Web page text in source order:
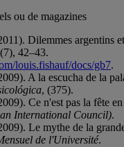
ou de magazines
Dilemmes argentins
42–43.
louis.fishauf/docs/gb7.
A la escucha de la
, (375).
Ce n'est pas la fête
International Council).
Le mythe de la
de l'Université.